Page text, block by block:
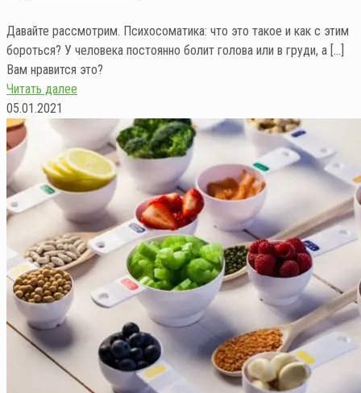
Давайте рассмотрим. Психосоматика: что это такое и как с этим
бороться? У человека постоянно болит голова или в груди, а […]
Вам нравится это?
Читать далее
05.01.2021